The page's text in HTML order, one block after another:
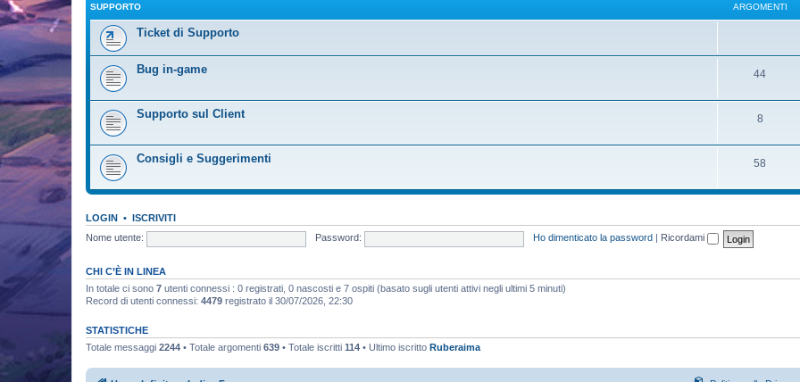
SUPPORTO ARGOMENTI
Ticket di Supporto
Bug in-game 44
Supporto sul Client 8
Consigli e Suggerimenti 58
LOGIN • ISCRIVITI
Nome utente:
Password: Ho dimenticato la password Ricordami
CHI C’È IN LINEA
In totale ci sono 7 utenti connessi : 0 registrati, 0 nascosti e 7 ospiti (basato sugli utenti attivi negli ultimi 5 minuti)
Record di utenti connessi: 4479 registrato il 30/07/2026, 22:30
STATISTICHE
Totale messaggi 2244 • Totale argomenti 639 • Totale iscritti 114 • Ultimo iscritto Ruberaima